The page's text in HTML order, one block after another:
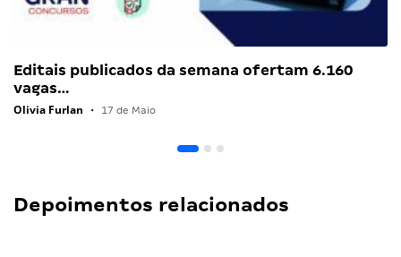
Editais publicados da semana ofertam 6.160
vagas…
Olivia Furlan • 17 de Maio
Depoimentos relacionados